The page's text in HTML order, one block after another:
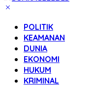
POLITIK
KEAMANAN
DUNIA
EKONOMI
HUKUM
KRIMINAL